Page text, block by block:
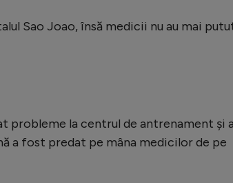
Sao Joao, însă medicii nu au mai
probleme la centrul de antrenament și
a fost predat pe mâna medicilor de pe